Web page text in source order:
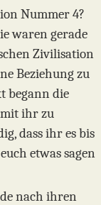
Nummer 4?
waren gerade
Zivilisation
Beziehung zu
begann die
ihr zu
dass ihr es bis
etwas sagen
nach ihren